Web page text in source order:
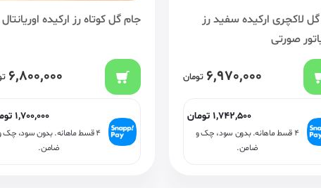
لاکچری ارکیده سفید رز
صورتی
6,970,000 تومان
1,742,500 تومان
۴ قسط ماهانه. بدون سود، چک و
ضامن.
جام گل کوتاه رز ارکیده اوریانتال
6,800,000
1,700,000
۴ قسط ماهانه. بدون سود، چک
ضامن.